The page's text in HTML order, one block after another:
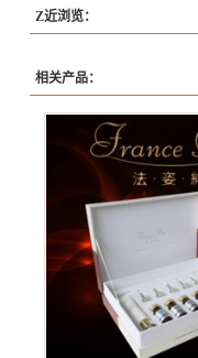
Z近浏览：
相关产品：